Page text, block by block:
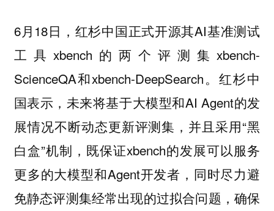
6月18日，红杉中国正式开源其AI基准测试
工具xbench的两个评测集xbench-
ScienceQA和xbench-DeepSearch。红杉中
国表示，未来将基于大模型和AI Agent的发
展情况不断动态更新评测集，并且采用“黑
白盒”机制，既保证xbench的发展可以服务
更多的大模型和Agent开发者，同时尽力避
免静态评测集经常出现的过拟合问题，确保